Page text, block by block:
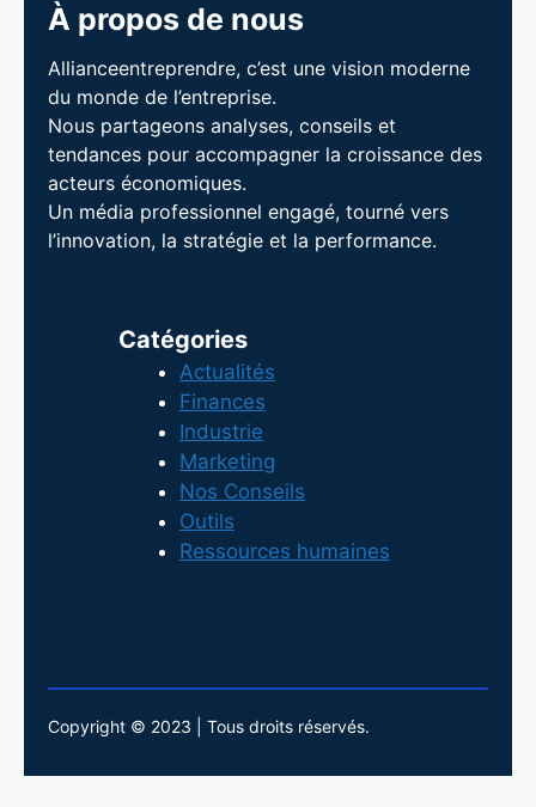
À propos de nous
Allianceentreprendre, c’est une vision moderne
du monde de l’entreprise.
Nous partageons analyses, conseils et
tendances pour accompagner la croissance des
acteurs économiques.
Un média professionnel engagé, tourné vers
l’innovation, la stratégie et la performance.
Catégories
Actualités
Finances
Industrie
Marketing
Nos Conseils
Outils
Ressources humaines
Copyright © 2023 | Tous droits réservés.